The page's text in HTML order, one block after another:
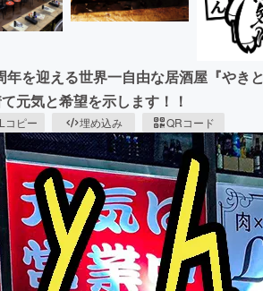
を迎える世界一自由な居酒屋『やき
元気と希望を示します！！
コピー 埋め込み QRコード